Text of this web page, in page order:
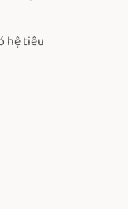
hệ tiêu